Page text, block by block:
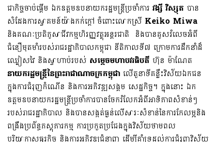
ជាកិច្ចចាប់ផ្តើម ឯកឧត្តមឧបនាយករដ្ឋមន្ត្រីប្រចាំការ វង្សី វិស្សុត បាន
សំដែងការស្វាគមន៍យ៉ាងកក់ក្តៅ ចំពោះលោកស្រី Keiko​ Miwa
និងគណៈប្រតិភូសាជីវកម្មហិរញ្ញវត្ថុអន្តរជាតិ និងបានគូសរំលេចអំពី
ជំនឿមុតមាំរបស់រាជរដ្ឋាភិបាលកម្ពុជា នីតិកាលទី៧ ក្រោមការដឹកនាំដ៏
ឈ្លៀសវៃ និងស្វាហាប់របស់ សម្តេចមហាបវរធិបតី ហ៊ុន ម៉ាណែត
នាយករដ្ឋមន្ត្រីនៃព្រះរាជាណាចក្រកម្ពុជា លើតួនាទីគន្លឹះវិស័យឯកជន
ក្នុងការជំរុញកំណើន និងការអភិវឌ្ឍសង្គម សេដ្ឋកិច្ច។ ក្នុងនោះ ឯក
ឧត្តមឧបនាយករដ្ឋមន្ត្រីប្រចាំការបានចែករំលែកអំពីអាទិភាពសំខាន់ៗ
របស់រាជរដ្ឋាភិបាល និងបានសង្កត់ធ្ងន់លើសារៈសំខាន់នៃការកែលម្អនិង
ពង្រឹងប្រព័ន្ធភស្តុភារកម្ម ការប្រកួតប្រជែងក្នុងវិស័យថាមពល
បរិយាកាសធុរកិច្ច និងការអភិវឌ្ឍជំនាញ ដើម្បីគាំទ្រដល់ការជំរុញវិស័យ